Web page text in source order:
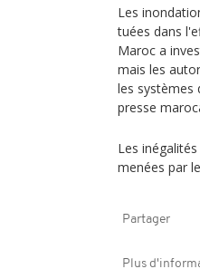
Les
tuées dans
Maroc a
mais les
les systèmes
presse
Les
menées par
Partager
Plus